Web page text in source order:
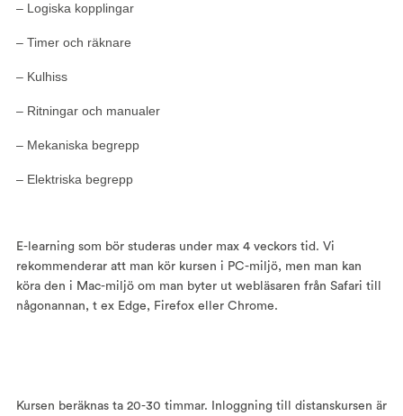
– Logiska kopplingar
– Timer och räknare
– Kulhiss
– Ritningar och manualer
– Mekaniska begrepp
– Elektriska begrepp
E-learning som bör studeras under max 4 veckors tid. Vi
rekommenderar att man kör kursen i PC-miljö, men man kan
köra den i Mac-miljö om man byter ut webläsaren från Safari till
någonannan, t ex Edge, Firefox eller Chrome.
Kursen beräknas ta 20-30 timmar. Inloggning till distanskursen är